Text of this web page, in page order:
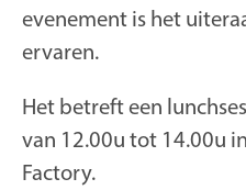
evenement is het
ervaren.
Het betreft een
van 12.00u tot 14.00u
Factory.